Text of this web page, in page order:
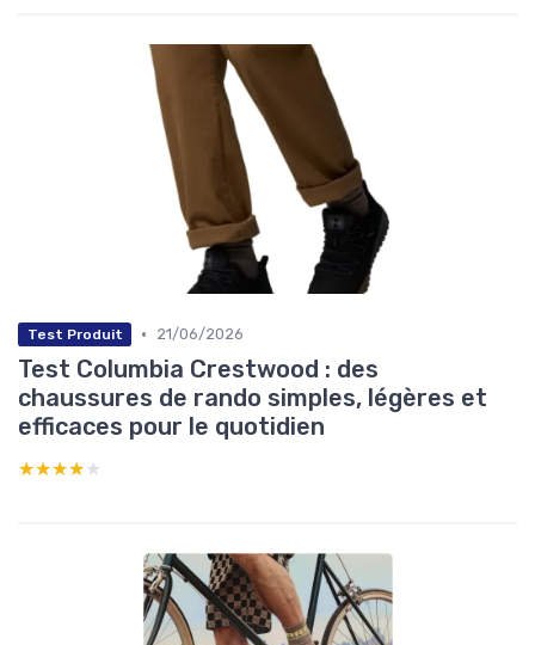
Test Produit • 21/06/2026
Test Columbia Crestwood : des
chaussures de rando simples, légères et
efficaces pour le quotidien
★★★★★
★★★★★